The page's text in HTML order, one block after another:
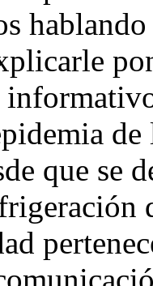
que se